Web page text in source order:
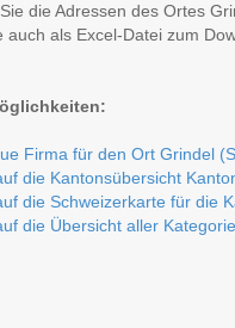
die Adressen des Ortes
auch als Excel-Datei zum
Firma für den Ort Grindel
die Kantonsübersicht
die Schweizerkarte für die
die Übersicht aller